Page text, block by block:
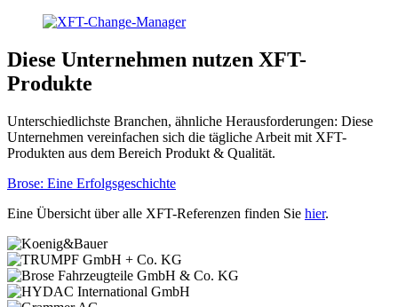
Diese Unternehmen nutzen XFT-
Produkte
Unterschiedlichste Branchen, ähnliche Herausforderungen: Diese
Unternehmen vereinfachen sich die tägliche Arbeit mit XFT-
Produkten aus dem Bereich Produkt & Qualität.
Brose: Eine Erfolgsgeschichte
Eine Übersicht über alle XFT-Referenzen finden Sie hier.